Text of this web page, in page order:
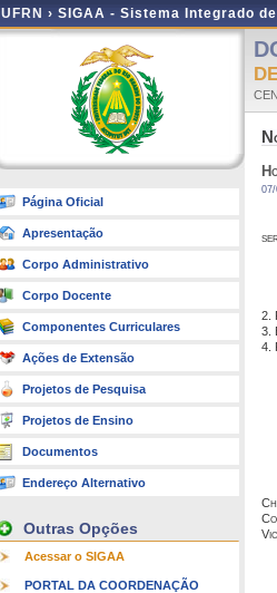
UFRN › SIGAA - Sistema Integrado
Página Oficial
Apresentação
Corpo Administrativo
Corpo Docente
Componentes Curriculares
Ações de Extensão
Projetos de Pesquisa
Projetos de Ensino
Documentos
Endereço Alternativo
Outras Opções
Acessar o SIGAA
PORTAL DA COORDENAÇÃO
2.
3.
4.